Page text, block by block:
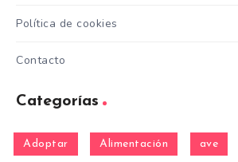
Política de cookies
Contacto
Categorías
Adoptar Alimentación ave